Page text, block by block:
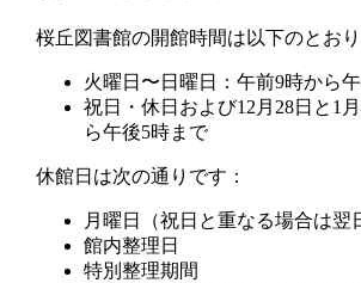
桜丘図書館の開館時間は以下のとおり
火曜日〜日曜日：午前9時から
祝日・休日および12月28日と1
ら午後5時まで
休館日は次の通りです：
月曜日（祝日と重なる場合は翌
館内整理日
特別整理期間